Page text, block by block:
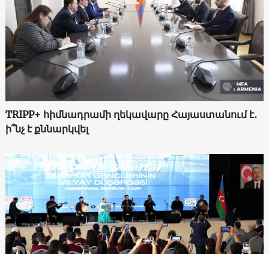
TRIPP+ հիմնադրամի ղեկավարը Հայաստանում է․
ի՞նչ է քննարկվել